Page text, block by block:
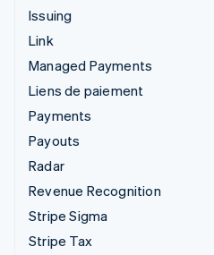
Issuing
Link
Managed Payments
Liens de paiement
Payments
Payouts
Radar
Revenue Recognition
Stripe Sigma
Stripe Tax